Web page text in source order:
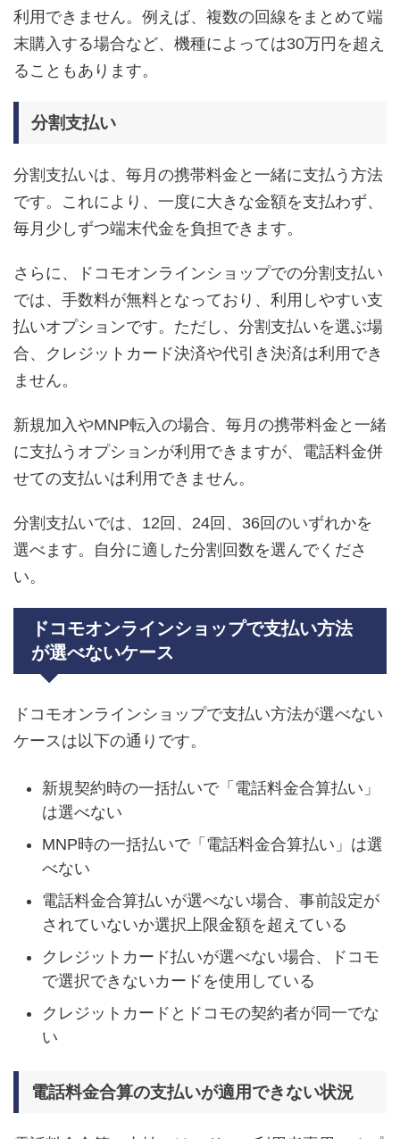
利用できません。例えば、複数の回線をまとめて端
末購入する場合など、機種によっては30万円を超え
ることもあります。
分割支払い
分割支払いは、毎月の携帯料金と一緒に支払う方法
です。これにより、一度に大きな金額を支払わず、
毎月少しずつ端末代金を負担できます。
さらに、ドコモオンラインショップでの分割支払い
では、手数料が無料となっており、利用しやすい支
払いオプションです。ただし、分割支払いを選ぶ場
合、クレジットカード決済や代引き決済は利用でき
ません。
新規加入やMNP転入の場合、毎月の携帯料金と一緒
に支払うオプションが利用できますが、電話料金併
せての支払いは利用できません。
分割支払いでは、12回、24回、36回のいずれかを
選べます。自分に適した分割回数を選んでくださ
い。
ドコモオンラインショップで支払い方法
が選べないケース
ドコモオンラインショップで支払い方法が選べない
ケースは以下の通りです。
新規契約時の一括払いで「電話料金合算払い」
は選べない
MNP時の一括払いで「電話料金合算払い」は選
べない
電話料金合算払いが選べない場合、事前設定が
されていないか選択上限金額を超えている
クレジットカード払いが選べない場合、ドコモ
で選択できないカードを使用している
クレジットカードとドコモの契約者が同一でな
い
電話料金合算の支払いが適用できない状況